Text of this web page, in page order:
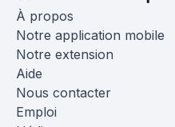
À propos
Notre application mobile
Notre extension
Aide
Nous contacter
Emploi